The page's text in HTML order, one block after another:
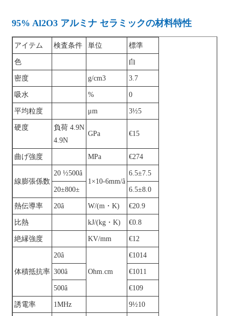
95% Al2O3 アルミナ セラミックの材料特性
アイテム 検査条件 単位 標準
色 白
密度 g/cm3 3.7
吸水 % 0
平均粒度 μm 3½5
硬度
負荷 4.9N
4.9N
GPa €15
曲げ強度 MPa €274
線膨張係数
20 ½500â
1×10-6mm/â
6.5±7.5
20±800± 6.5±8.0
熱伝導率 20â W/(m・K) €20.9
比熱 kJ/(kg・K) €0.8
絶縁強度 KV/mm €12
体積抵抗率
20â
Ohm.cm
€1014
300â €1011
500â €109
誘電率 1MHz 9½10